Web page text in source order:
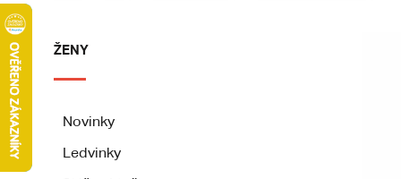
ŽENY
Novinky
Ledvinky